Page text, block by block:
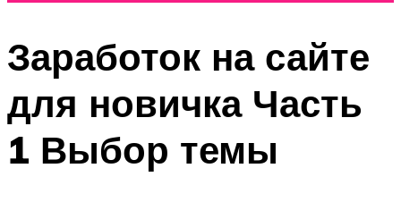
Заработок на сайте
для новичка Часть
1 Выбор темы